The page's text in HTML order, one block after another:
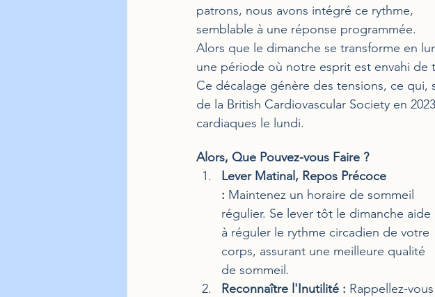
patrons, nous avons intégré ce rythme,
semblable à une réponse programmée.
Alors que le dimanche se transforme en
une période où notre esprit est envahi de
Ce décalage génère des tensions, ce
de la British Cardiovascular Society en
cardiaques le lundi.
Alors, Que Pouvez-vous Faire ?
Lever Matinal, Repos Précoce
: Maintenez un horaire de sommeil
régulier. Se lever tôt le dimanche aide
à réguler le rythme circadien de votre
corps, assurant une meilleure qualité
de sommeil.
Reconnaître l'Inutilité : Rappellez-vous